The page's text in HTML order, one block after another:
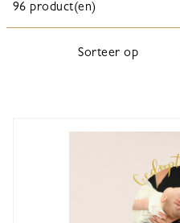
96 product(en)
Sorteer op